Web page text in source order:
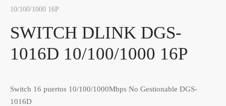
10/100/1000 16P
SWITCH DLINK DGS-
1016D 10/100/1000 16P
Switch 16 puertos 10/100/1000Mbps No Gestionable DGS-
1016D